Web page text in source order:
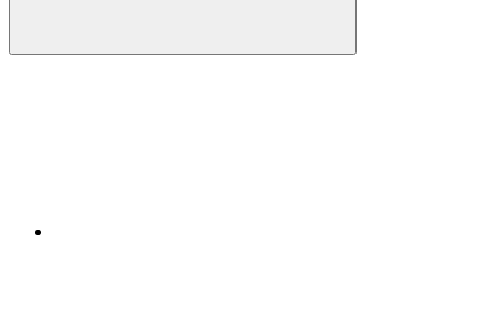
Compartilhar